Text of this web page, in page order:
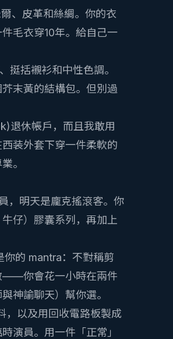
、皮革和絲綢。你的衣
毛衣穿10年。給自己一
挺括襯衫和中性色調。
末黃的結構包。但別過
退休帳戶，而且我敢用
装外套下穿一件柔軟的
。
，明天是龐克搖滾客。你
仔）膠囊系列，再加上
你的 mantra：不對稱剪
——你會花一小時在兩件
神諭聊天）幫你選。
，以及用回收電路板製成
演員。用一件「正常」